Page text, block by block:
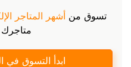
تسوق من أشهر المتاجر
ابدأ التسوق في